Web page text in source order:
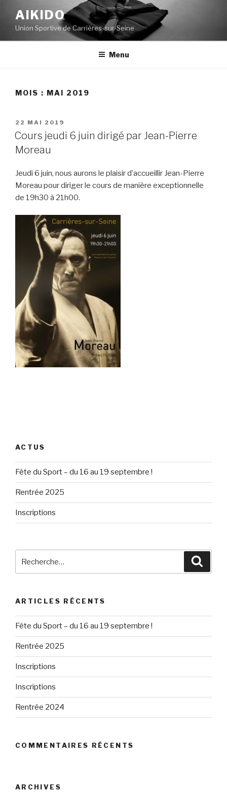
contenu
principal
AIKIDO
Union Sportive de Carrières-sur-Seine
Menu
MOIS : MAI 2019
PUBLIÉ
LE
22 MAI 2019
Cours jeudi 6 juin dirigé par Jean-Pierre
Moreau
Jeudi 6 juin, nous aurons le plaisir d’accueillir Jean-Pierre
Moreau pour diriger le cours de manière exceptionnelle
de 19h30 à 21h00.
ACTUS
Fête du Sport – du 16 au 19 septembre !
Rentrée 2025
Inscriptions
pour
ARTICLES RÉCENTS
Fête du Sport – du 16 au 19 septembre !
Rentrée 2025
Inscriptions
Inscriptions
Rentrée 2024
COMMENTAIRES RÉCENTS
ARCHIVES